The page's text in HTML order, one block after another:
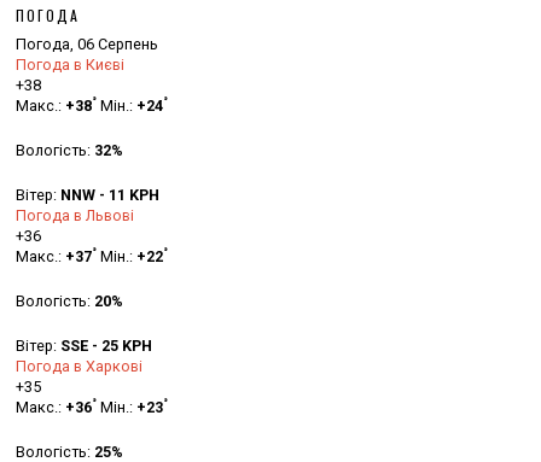
ПОГОДА
Погода, 06 Серпень
Погода в Києві
+38
Макс.: +38° Мін.: +24°
Вологість: 32%
Вітер: NNW - 11 KPH
Погода в Львові
+36
Макс.: +37° Мін.: +22°
Вологість: 20%
Вітер: SSE - 25 KPH
Погода в Харкові
+35
Макс.: +36° Мін.: +23°
Вологість: 25%